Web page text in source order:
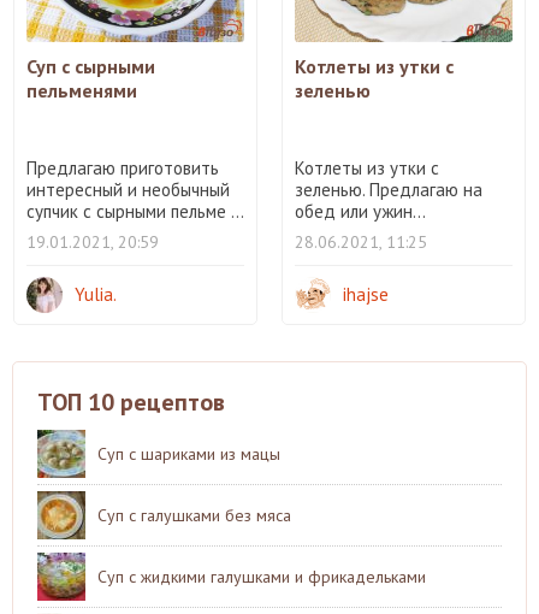
Суп с сырными
пельменями
Предлагаю приготовить
интересный и необычный
супчик с сырными пельме ...
19.01.2021, 20:59
Yulia.
Котлеты из утки с
зеленью
Котлеты из утки с
зеленью. Предлагаю на
обед или ужин...
28.06.2021, 11:25
ihajse
ТОП 10 рецептов
Суп с шариками из мацы
Суп с галушками без мяса
Суп с жидкими галушками и фрикадельками